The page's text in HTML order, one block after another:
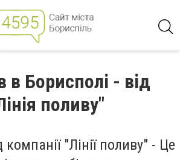
в Борисполі - від
поливу"
"Лінії поливу" - Це